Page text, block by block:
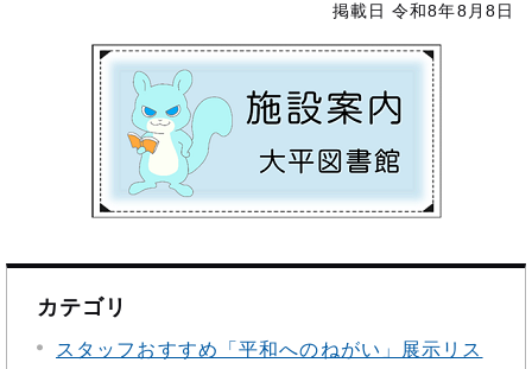
掲載日 令和8年8月8日
カテゴリ
スタッフおすすめ「平和へのねがい」展示リス